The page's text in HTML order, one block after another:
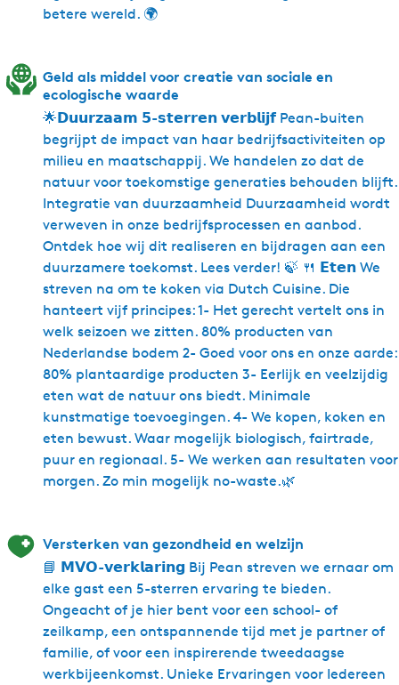
betere wereld. 🌍
Geld als middel voor creatie van sociale en
ecologische waarde
🌟𝗗𝘂𝘂𝗿𝘇𝗮𝗮𝗺 𝟱-𝘀𝘁𝗲𝗿𝗿𝗲𝗻 𝘃𝗲𝗿𝗯𝗹𝗶𝗷𝗳 Pean-buiten
begrijpt de impact van haar bedrijfsactiviteiten op
milieu en maatschappij. We handelen zo dat de
natuur voor toekomstige generaties behouden blijft.
Integratie van duurzaamheid Duurzaamheid wordt
verweven in onze bedrijfsprocessen en aanbod.
Ontdek hoe wij dit realiseren en bijdragen aan een
duurzamere toekomst. Lees verder! 🍃 🍴 𝗘𝘁𝗲𝗻 We
streven na om te koken via Dutch Cuisine. Die
hanteert vijf principes: 1- Het gerecht vertelt ons in
welk seizoen we zitten. 80% producten van
Nederlandse bodem 2- Goed voor ons en onze aarde:
80% plantaardige producten 3- Eerlijk en veelzijdig
eten wat de natuur ons biedt. Minimale
kunstmatige toevoegingen. 4- We kopen, koken en
eten bewust. Waar mogelijk biologisch, fairtrade,
puur en regionaal. 5- We werken aan resultaten voor
morgen. Zo min mogelijk no-waste.🌿
Versterken van gezondheid en welzijn
📘 𝗠𝗩𝗢-𝘃𝗲𝗿𝗸𝗹𝗮𝗿𝗶𝗻𝗴 Bij Pean streven we ernaar om
elke gast een 5-sterren ervaring te bieden.
Ongeacht of je hier bent voor een school- of
zeilkamp, een ontspannende tijd met je partner of
familie, of voor een inspirerende tweedaagse
werkbijeenkomst. Unieke Ervaringen voor Iedereen